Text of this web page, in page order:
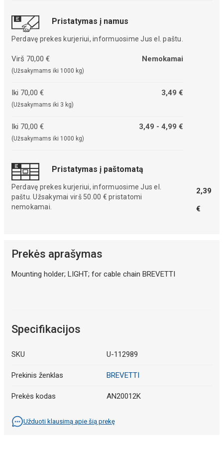
Pristatymas į namus
Perdavę prekes kurjeriui, informuosime Jus el. paštu.
Virš 70,00 €
(Užsakymams iki 1000 kg)
Nemokamai
Iki 70,00 €
(Užsakymams iki 3 kg)
3,49 €
Iki 70,00 €
(Užsakymams iki 1000 kg)
3,49 - 4,99 €
Pristatymas į paštomatą
Perdavę prekes kurjeriui, informuosime Jus el.
paštu. Užsakymai virš 50.00 € pristatomi
nemokamai.
2,39
€
Prekės aprašymas
Mounting holder; LIGHT; for cable chain BREVETTI
Specifikacijos
SKU U-112989
Prekinis ženklas BREVETTI
Prekės kodas AN20012K
Užduoti klausimą apie šią prekę